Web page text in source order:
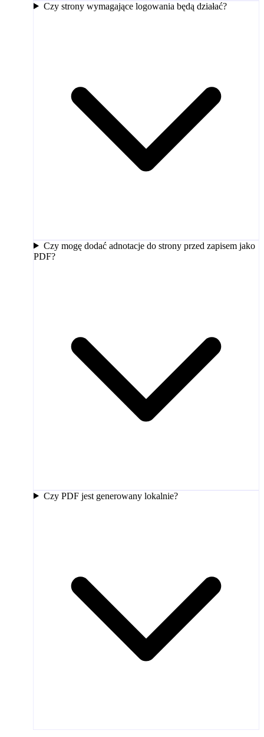
Czy strony wymagające logowania będą działać?
Czy mogę dodać adnotacje do strony przed zapisem jako
PDF?
Czy PDF jest generowany lokalnie?